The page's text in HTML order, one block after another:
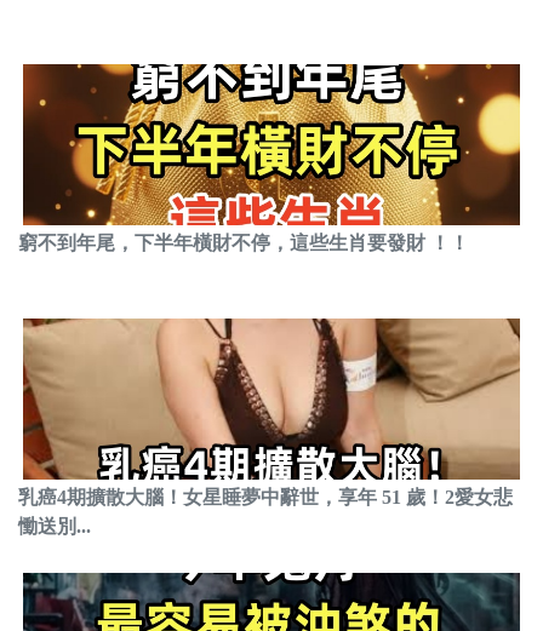
窮不到年尾，下半年橫財不停，這些生肖要發財 ！！
乳癌4期擴散大腦！女星睡夢中辭世，享年 51 歲！2愛女悲
慟送別...